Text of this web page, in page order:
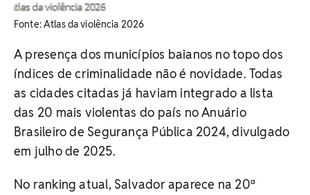
Fonte: Atlas da violência 2026
A presença dos municípios baianos no topo dos
índices de criminalidade não é novidade. Todas
as cidades citadas já haviam integrado a lista
das 20 mais violentas do país no Anuário
Brasileiro de Segurança Pública 2024, divulgado
em julho de 2025.
No ranking atual, Salvador aparece na 20ª